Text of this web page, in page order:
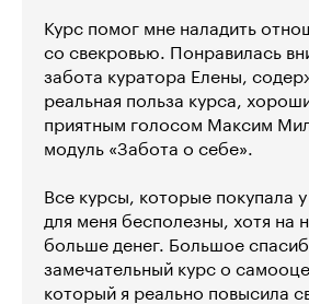
Курс помог мне наладить
со свекровью. Понравилась
забота куратора Елены,
реальная польза курса,
приятным голосом Максим
модуль «Забота о себе».
Все курсы, которые покупала
для меня бесполезны, хотя на
больше денег. Большое
замечательный курс о
который я реально повысила